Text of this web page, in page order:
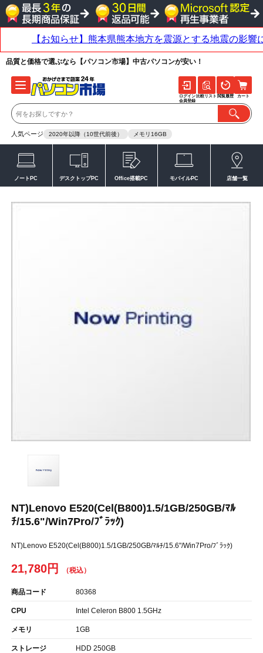
品質と価格で選ぶなら【パソコン市場】中古パソコンが安い！
人気ページ 2020年以降（10世代前後） メモリ16GB
ログイン
会員登録
比較リスト 閲覧履歴 カート
ノートPC デスクトップPC Office搭載PC モバイルPC 店舗一覧
NT)Lenovo E520(Cel(B800)1.5/1GB/250GB/ﾏﾙ
ﾁ/15.6"/Win7Pro/ﾌﾞﾗｯｸ)
NT)Lenovo E520(Cel(B800)1.5/1GB/250GB/ﾏﾙﾁ/15.6"/Win7Pro/ﾌﾞﾗｯｸ)
21,780円
商品コード 80368
CPU Intel Celeron B800 1.5GHz
メモリ 1GB
ストレージ HDD 250GB